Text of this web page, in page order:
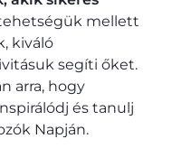
mellett
kiváló
segíti őket.
arra, hogy
és tanulj
Napján.